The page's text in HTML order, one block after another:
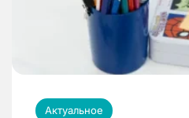
Актуальное